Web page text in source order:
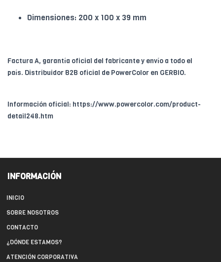
Dimensiones: 200 x 100 x 39 mm
Factura A, garantía oficial del fabricante y envío a todo el
país. Distribuidor B2B oficial de PowerColor en GERBIO.
Información oficial: https://www.powercolor.com/product-
detail248.htm
INFORMACIÓN
INICIO
SOBRE NOSOTROS
CONTACTO
¿DÓNDE ESTAMOS?
ATENCIÓN CORPORATIVA